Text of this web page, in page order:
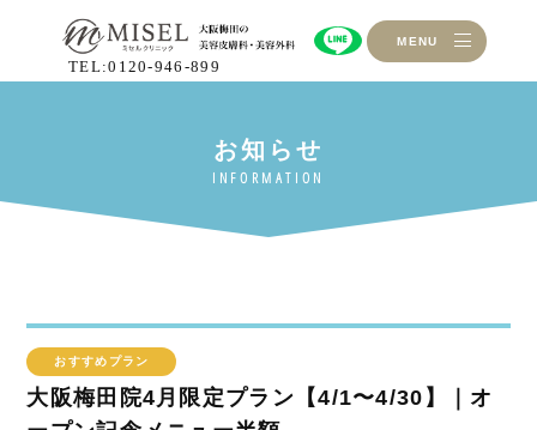
TEL:0120-946-899
MENU
おすすめプラン
大阪梅田院4月限定プラン【4/1〜4/30】｜オ